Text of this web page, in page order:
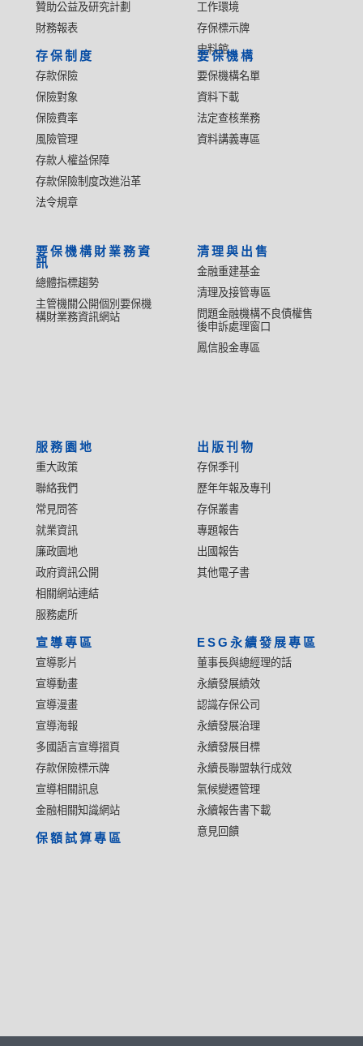
贊助公益及研究計劃
財務報表
工作環境
存保標示牌
史料館
存保制度
存款保險
保險對象
保險費率
風險管理
存款人權益保障
存款保險制度改進沿革
法令規章
要保機構
要保機構名單
資料下載
法定查核業務
資料講義專區
要保機構財業務資
訊
總體指標趨勢
主管機關公開個別要保機
構財業務資訊網站
清理與出售
金融重建基金
清理及接管專區
問題金融機構不良債權售
後申訴處理窗口
鳳信股金專區
服務園地
重大政策
聯絡我們
常見問答
就業資訊
廉政園地
政府資訊公開
相關網站連結
服務處所
出版刊物
存保季刊
歷年年報及專刊
存保叢書
專題報告
出國報告
其他電子書
宣導專區
宣導影片
宣導動畫
宣導漫畫
宣導海報
多國語言宣導摺頁
存款保險標示牌
宣導相關訊息
金融相關知識網站
ESG永續發展專區
董事長與總經理的話
永續發展績效
認識存保公司
永續發展治理
永續發展目標
永續長聯盟執行成效
氣候變遷管理
永續報告書下載
意見回饋
保額試算專區